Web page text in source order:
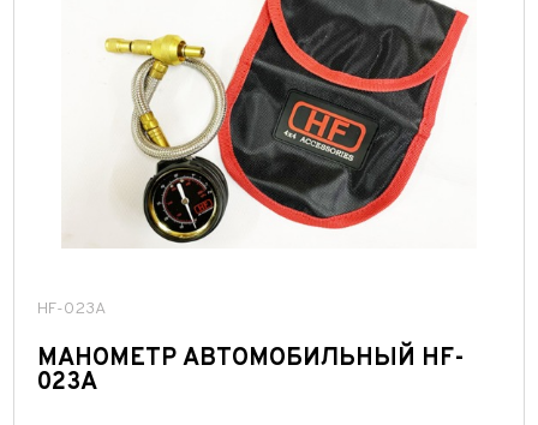
HF-023A
МАНОМЕТР АВТОМОБИЛЬНЫЙ HF-
023A